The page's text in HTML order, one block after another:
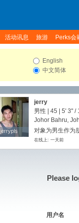
活动讯息 旅游 Perks会
English
中文简体
jerrypls
jerrypls
jerry
男性 | 45 | 5' 3" /
Johor Bahru,
对象为男生作为
在线上: 一天前
Please
用户名